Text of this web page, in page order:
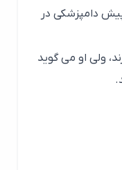
در
او می گوید